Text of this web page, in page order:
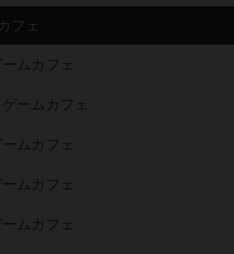
フェ
ムカフェ
ームカフェ
ムカフェ
ムカフェ
ムカフェ